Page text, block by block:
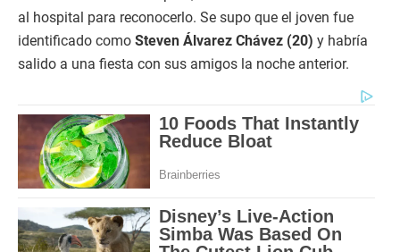
al hospital para reconocerlo. Se supo que el joven fue
identificado como Steven Álvarez Chávez (20) y habría
salido a una fiesta con sus amigos la noche anterior.